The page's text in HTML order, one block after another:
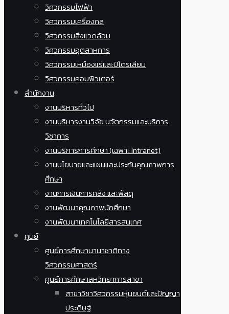
วิศวกรรมไฟฟ้า
วิศวกรรมเครื่องกล
วิศวกรรมสิ่งแวดล้อม
วิศวกรรมอุตสาหการ
วิศวกรรมเหมืองแร่และปิโตรเลียม
วิศวกรรมคอมพิวเตอร์
สำนักงาน
งานบริหารทั่วไป
งานบริหารงานวิจัย นวัตกรรมและบริการ
วิชาการ
งานบริการการศึกษา (เฉพาะ Intranet)
งานนโยบายและแผนและประกันคุณภาพการ
ศึกษา
งานการเงินการคลัง และพัสดุ
งานพัฒนาคุณภาพนักศึกษา
งานพัฒนาเทคโนโลยีสารสนเทศ
ศูนย์
ศูนย์การศึกษานานาชาติทาง
วิศวกรรมศาสตร์
ศูนย์การศึกษาสหวิทยาการสาขา
สาขาวิชาวิศวกรรมหุ่นยนต์และปัญญา
ประดิษฐ์